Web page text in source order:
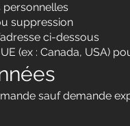
personnelles
suppression
ci-dessous
(ex : Canada, USA)
sauf demande